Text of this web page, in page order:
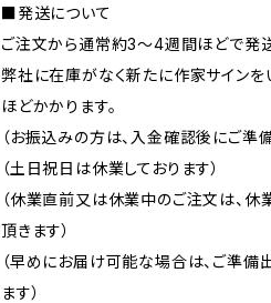
■発送について
ご注文から通常約3〜4週間ほどで発送
弊社に在庫がなく新たに作家サイン
ほどかかります。
（お振込みの方は、入金確認後にご準備
（土日祝日は休業しております）
（休業直前又は休業中のご注文は、
頂きます）
（早めにお届け可能な場合は、ご準
ます）